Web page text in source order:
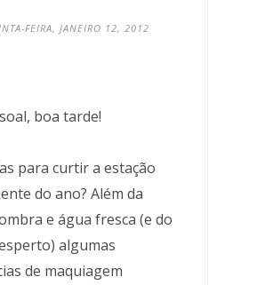
FEIRA, JANEIRO 12, 2012
boa tarde!
para curtir a estação
do ano? Além da
e água fresca (e do
algumas
de maquiagem